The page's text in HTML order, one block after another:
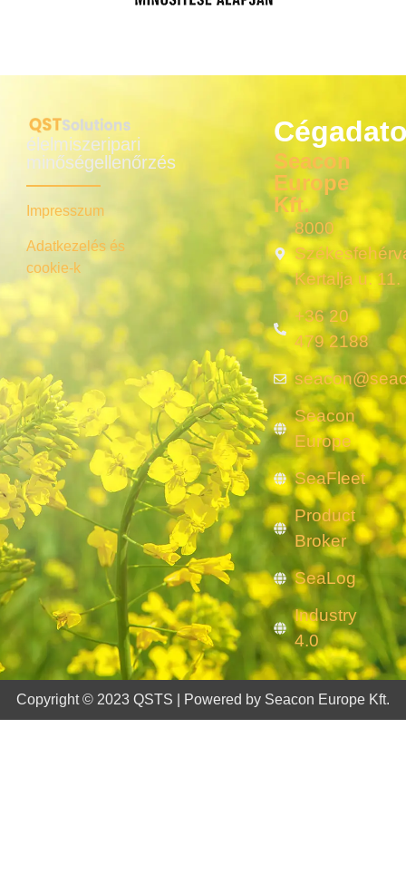
élelmiszeripari
minőségellenőrzés
Impresszum
Adatkezelés és
cookie-k
Seacon
Europe
Kft.
8000
Kertalja u. 11.
+36 20
479 2188
Seacon
Europe
SeaFleet
Product
Broker
SeaLog
Industry
4.0
Copyright © 2023 QSTS | Powered by Seacon Europe Kft.